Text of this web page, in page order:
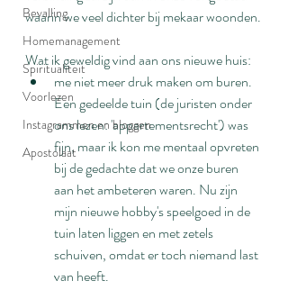
Bevalling
Homemanagement
Spiritualiteit
Voorlezen
Instagrammen en bloggen
Apostolaat
waarin we veel dichter bij mekaar woonden.
Wat ik geweldig vind aan ons nieuwe huis:
me niet meer druk maken om buren.
Een gedeelde tuin (de juristen onder
ons lezen: 'appartementsrecht') was
fijn, maar ik kon me mentaal opvreten
bij de gedachte dat we onze buren
aan het ambeteren waren. Nu zijn
mijn nieuwe hobby's speelgoed in de
tuin laten liggen en met zetels
schuiven, omdat er toch niemand last
van heeft.